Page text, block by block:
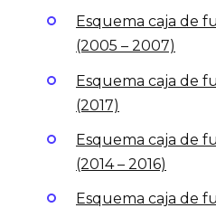
Esquema caja de
(2005 – 2007)
Esquema caja de
(2017)
Esquema caja de
(2014 – 2016)
Esquema caja de